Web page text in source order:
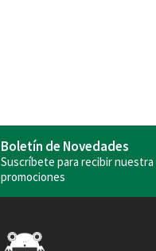
Boletín de Novedades
Suscríbete para recibir
promociones